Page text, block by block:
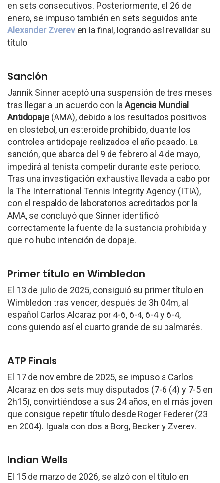
en sets consecutivos. Posteriormente, el 26 de
enero, se impuso también en sets seguidos ante
Alexander Zverev en la final, logrando así revalidar su
título.
Sanción
Jannik Sinner aceptó una suspensión de tres meses
tras llegar a un acuerdo con la Agencia Mundial
Antidopaje (AMA), debido a los resultados positivos
en clostebol, un esteroide prohibido, duante los
controles antidopaje realizados el año pasado. La
sanción, que abarca del 9 de febrero al 4 de mayo,
impedirá al tenista competir durante este periodo.
Tras una investigación exhaustiva llevada a cabo por
la The International Tennis Integrity Agency (ITIA),
con el respaldo de laboratorios acreditados por la
AMA, se concluyó que Sinner identificó
correctamente la fuente de la sustancia prohibida y
que no hubo intención de dopaje.
Primer título en Wimbledon
El 13 de julio de 2025, consiguió su primer título en
Wimbledon tras vencer, después de 3h 04m, al
español Carlos Alcaraz por 4-6, 6-4, 6-4 y 6-4,
consiguiendo así el cuarto grande de su palmarés.
ATP Finals
El 17 de noviembre de 2025, se impuso a Carlos
Alcaraz en dos sets muy disputados (7-6 (4) y 7-5 en
2h15), convirtiéndose a sus 24 años, en el más joven
que consigue repetir título desde Roger Federer (23
en 2004). Iguala con dos a Borg, Becker y Zverev.
Indian Wells
El 15 de marzo de 2026, se alzó con el título en